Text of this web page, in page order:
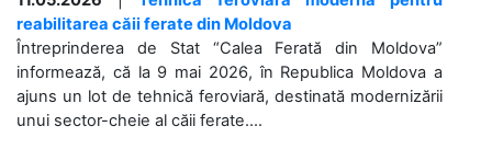
reabilitarea căii ferate din Moldova
Întreprinderea de Stat “Calea Ferată din Moldova”
informează, că la 9 mai 2026, în Republica Moldova a
ajuns un lot de tehnică feroviară, destinată modernizării
unui sector-cheie al căii ferate....